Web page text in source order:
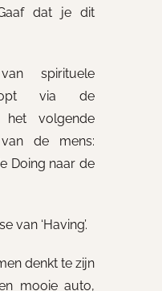
dat je dit
spirituele
via de
het volgende
van de mens:
Doing naar de
van ‘Having’.
denkt te zijn
mooie auto,